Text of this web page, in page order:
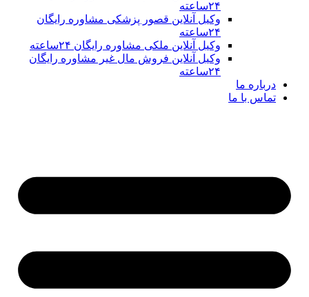
وکیل آنلاین قصور پزشکی مشاوره رایگان
وکیل آنلاین ملکی مشاوره رایگان ۲۴ساعته
وکیل آنلاین فروش مال غیر مشاوره رایگان
درباره ما
تماس با ما